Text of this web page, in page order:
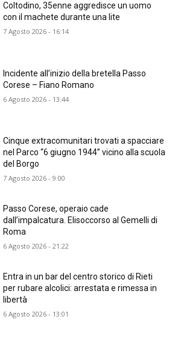
Coltodino, 35enne aggredisce un uomo
con il machete durante una lite
7 Agosto 2026 - 16:14
Incidente all’inizio della bretella Passo
Corese – Fiano Romano
6 Agosto 2026 - 13:44
Cinque extracomunitari trovati a spacciare
nel Parco “6 giugno 1944” vicino alla scuola
del Borgo
7 Agosto 2026 - 9:00
Passo Corese, operaio cade
dall’impalcatura. Elisoccorso al Gemelli di
Roma
6 Agosto 2026 - 21:22
Entra in un bar del centro storico di Rieti
per rubare alcolici: arrestata e rimessa in
libertà
6 Agosto 2026 - 13:01